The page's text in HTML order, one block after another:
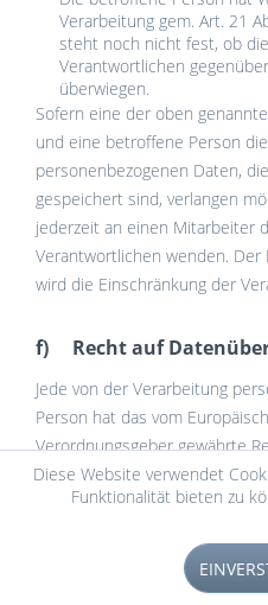
Verarbeitung gem. Art. 21
steht noch nicht fest, ob
Verantwortlichen
überwiegen.
Sofern eine der oben
und eine betroffene Person
personenbezogenen Daten,
gespeichert sind, verlangen
jederzeit an einen Mitarbeiter
Verantwortlichen wenden. Der
wird die Einschränkung der
f) Recht auf
Jede von der Verarbeitung
Person hat das vom
Verordnungsgeber gewährte
personenbezogenen Daten,
einem Verantwortlichen
erhalten. Sie hat außerdem
anderen Verantwortlichen
Diese Website verwendet
Funktionalität bieten zu